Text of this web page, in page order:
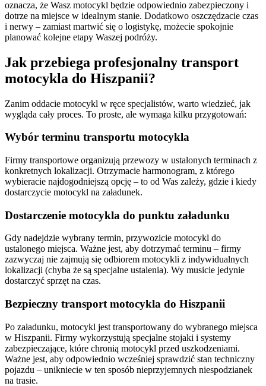
oznacza, że Wasz motocykl będzie odpowiednio zabezpieczony i
dotrze na miejsce w idealnym stanie. Dodatkowo oszczędzacie czas
i nerwy – zamiast martwić się o logistykę, możecie spokojnie
planować kolejne etapy Waszej podróży.
Jak przebiega profesjonalny transport
motocykla do Hiszpanii?
Zanim oddacie motocykl w ręce specjalistów, warto wiedzieć, jak
wygląda cały proces. To proste, ale wymaga kilku przygotowań:
Wybór terminu transportu motocykla
Firmy transportowe organizują przewozy w ustalonych terminach z
konkretnych lokalizacji. Otrzymacie harmonogram, z którego
wybieracie najdogodniejszą opcję – to od Was zależy, gdzie i kiedy
dostarczycie motocykl na załadunek.
Dostarczenie motocykla do punktu załadunku
Gdy nadejdzie wybrany termin, przywozicie motocykl do
ustalonego miejsca. Ważne jest, aby dotrzymać terminu – firmy
zazwyczaj nie zajmują się odbiorem motocykli z indywidualnych
lokalizacji (chyba że są specjalne ustalenia). Wy musicie jedynie
dostarczyć sprzęt na czas.
Bezpieczny transport motocykla do Hiszpanii
Po załadunku, motocykl jest transportowany do wybranego miejsca
w Hiszpanii. Firmy wykorzystują specjalne stojaki i systemy
zabezpieczające, które chronią motocykl przed uszkodzeniami.
Ważne jest, aby odpowiednio wcześniej sprawdzić stan techniczny
pojazdu – unikniecie w ten sposób nieprzyjemnych niespodzianek
na trasie.